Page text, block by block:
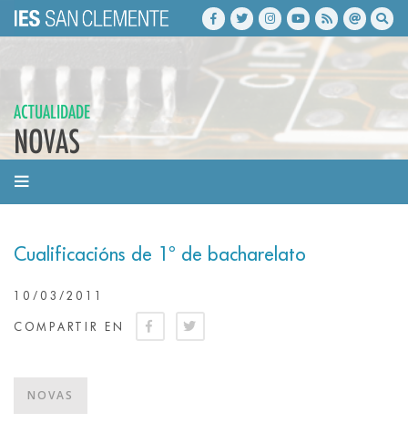
ACTUALIDADE
NOVAS
Cualificacións de 1º de bacharelato
10/03/2011
COMPARTIR EN
NOVAS